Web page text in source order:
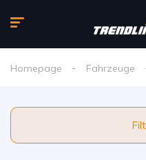
Homepage Fahrzeuge